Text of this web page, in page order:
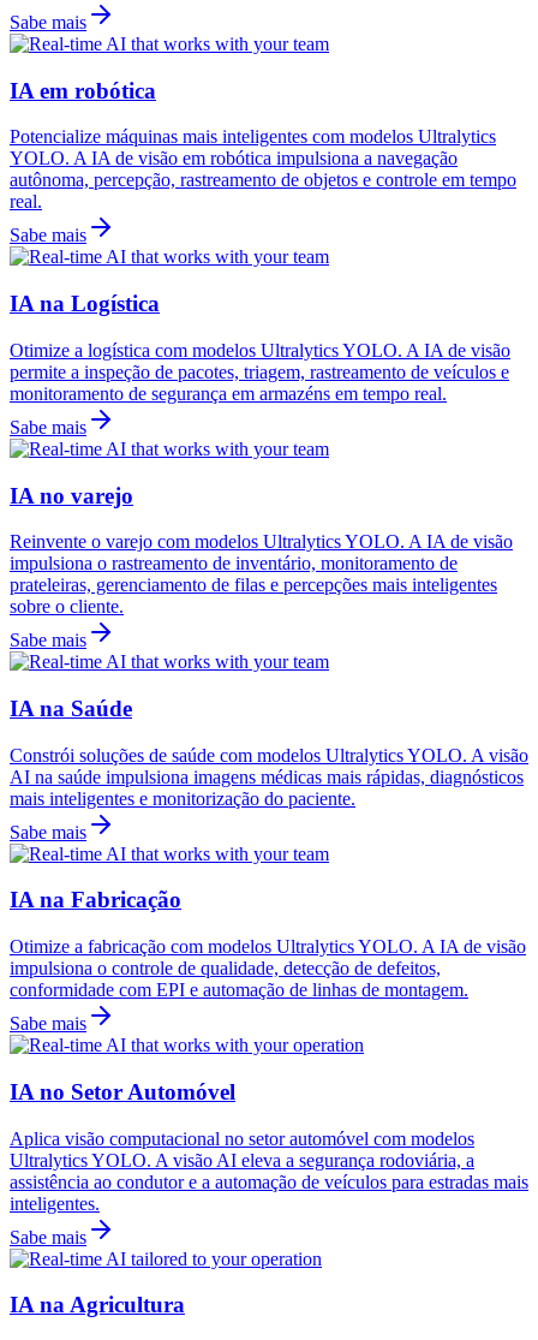
Sabe mais
IA em robótica
Potencialize máquinas mais inteligentes com modelos Ultralytics
YOLO. A IA de visão em robótica impulsiona a navegação
autônoma, percepção, rastreamento de objetos e controle em tempo
real.
Sabe mais
IA na Logística
Otimize a logística com modelos Ultralytics YOLO. A IA de visão
permite a inspeção de pacotes, triagem, rastreamento de veículos e
monitoramento de segurança em armazéns em tempo real.
Sabe mais
IA no varejo
Reinvente o varejo com modelos Ultralytics YOLO. A IA de visão
impulsiona o rastreamento de inventário, monitoramento de
prateleiras, gerenciamento de filas e percepções mais inteligentes
sobre o cliente.
Sabe mais
IA na Saúde
Constrói soluções de saúde com modelos Ultralytics YOLO. A visão
AI na saúde impulsiona imagens médicas mais rápidas, diagnósticos
mais inteligentes e monitorização do paciente.
Sabe mais
IA na Fabricação
Otimize a fabricação com modelos Ultralytics YOLO. A IA de visão
impulsiona o controle de qualidade, detecção de defeitos,
conformidade com EPI e automação de linhas de montagem.
Sabe mais
IA no Setor Automóvel
Aplica visão computacional no setor automóvel com modelos
Ultralytics YOLO. A visão AI eleva a segurança rodoviária, a
assistência ao condutor e a automação de veículos para estradas mais
inteligentes.
Sabe mais
IA na Agricultura